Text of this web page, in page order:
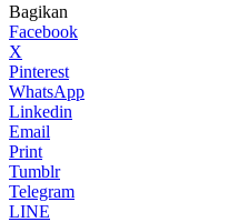
Bagikan
Facebook
X
Pinterest
WhatsApp
Linkedin
Email
Print
Tumblr
Telegram
LINE